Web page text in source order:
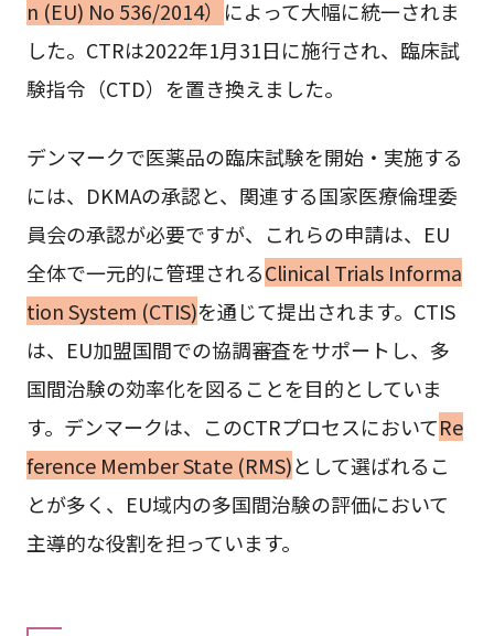
n (EU) No 536/2014） によって大幅に統一されま
した。CTRは2022年1月31日に施行され、臨床試
験指令（CTD）を置き換えました。
デンマークで医薬品の臨床試験を開始・実施する
には、DKMAの承認と、関連する国家医療倫理委
員会の承認が必要ですが、これらの申請は、EU
全体で一元的に管理されるClinical Trials Informa
tion System (CTIS)を通じて提出されます。CTIS
は、EU加盟国間での協調審査をサポートし、多
国間治験の効率化を図ることを目的としていま
す。デンマークは、このCTRプロセスにおいてRe
ference Member State (RMS)として選ばれるこ
とが多く、EU域内の多国間治験の評価において
主導的な役割を担っています。